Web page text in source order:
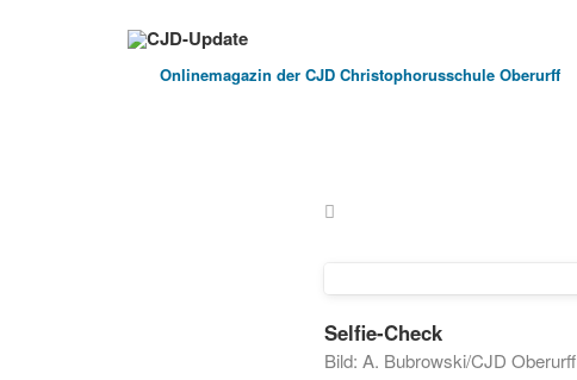
Onlinemagazin der CJD Christophorusschule Oberurff
Selfie-Check
Bild: A. Bubrowski/CJD Oberurff